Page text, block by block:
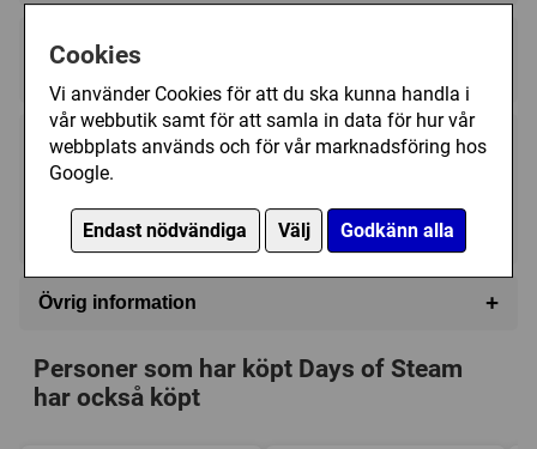
Cookies
Vi använder Cookies för att du ska kunna handla i
vår webbutik samt för att samla in data för hur vår
webbplats används och för vår marknadsföring hos
Google.
Endast nödvändiga Välj Godkänn alla
378 kr Utgått
Ej tillgänglig
Övrig information +
Kategori: Tärning, Racing,Tåg / Järnväg Transport
Hand management
Personer som har köpt Days of Steam
har också köpt